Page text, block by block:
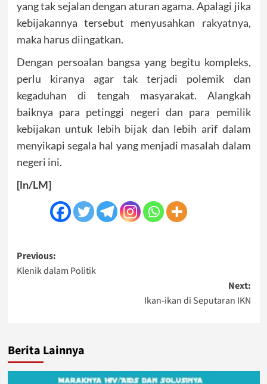
yang tak sejalan dengan aturan agama. Apalagi jika
kebijakannya tersebut menyusahkan rakyatnya,
maka harus diingatkan.
Dengan persoalan bangsa yang begitu kompleks,
perlu kiranya agar tak terjadi polemik dan
kegaduhan di tengah masyarakat. Alangkah
baiknya para petinggi negeri dan para pemilik
kebijakan untuk lebih bijak dan lebih arif dalam
menyikapi segala hal yang menjadi masalah dalam
negeri ini.
[ln/LM]
Post
navigation
Previous:
Klenik dalam Politik
Next:
Ikan-ikan di Seputaran IKN
Berita Lainnya